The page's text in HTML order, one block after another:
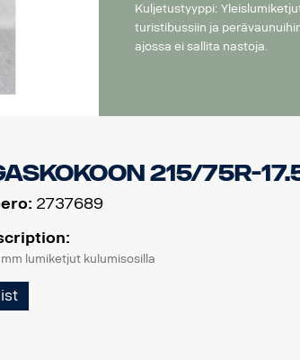
Kuljetustyyppi:
turistibussiin ja
ajossa ei sallita nastoja.
215/75R-
2737689
lumiketjut kulumisosilla